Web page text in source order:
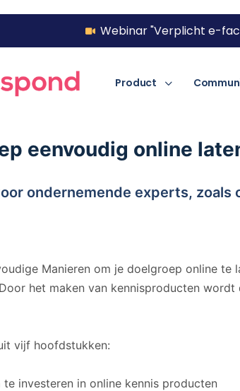
Webinar "Verplicht e-
Product
eenvoudig online
ondernemende experts, zoals
Manieren om je doelgroep online
het maken van kennisproducten
vijf hoofdstukken:
te investeren in online kennis producten